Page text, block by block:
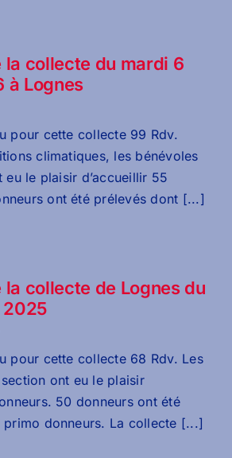
la collecte du mardi 6
à Lognes
pour cette collecte 99 Rdv.
climatiques, les bénévoles
le plaisir d’accueillir 55
ont été prélevés dont [...]
la collecte de Lognes du
2025
pour cette collecte 68 Rdv. Les
ont eu le plaisir
50 donneurs ont été
primo donneurs. La collecte [...]